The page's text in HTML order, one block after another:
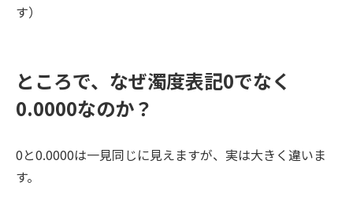
す）
ところで、なぜ濁度表記0でなく
0.0000なのか？
0と0.0000は一見同じに見えますが、実は大きく違いま
す。